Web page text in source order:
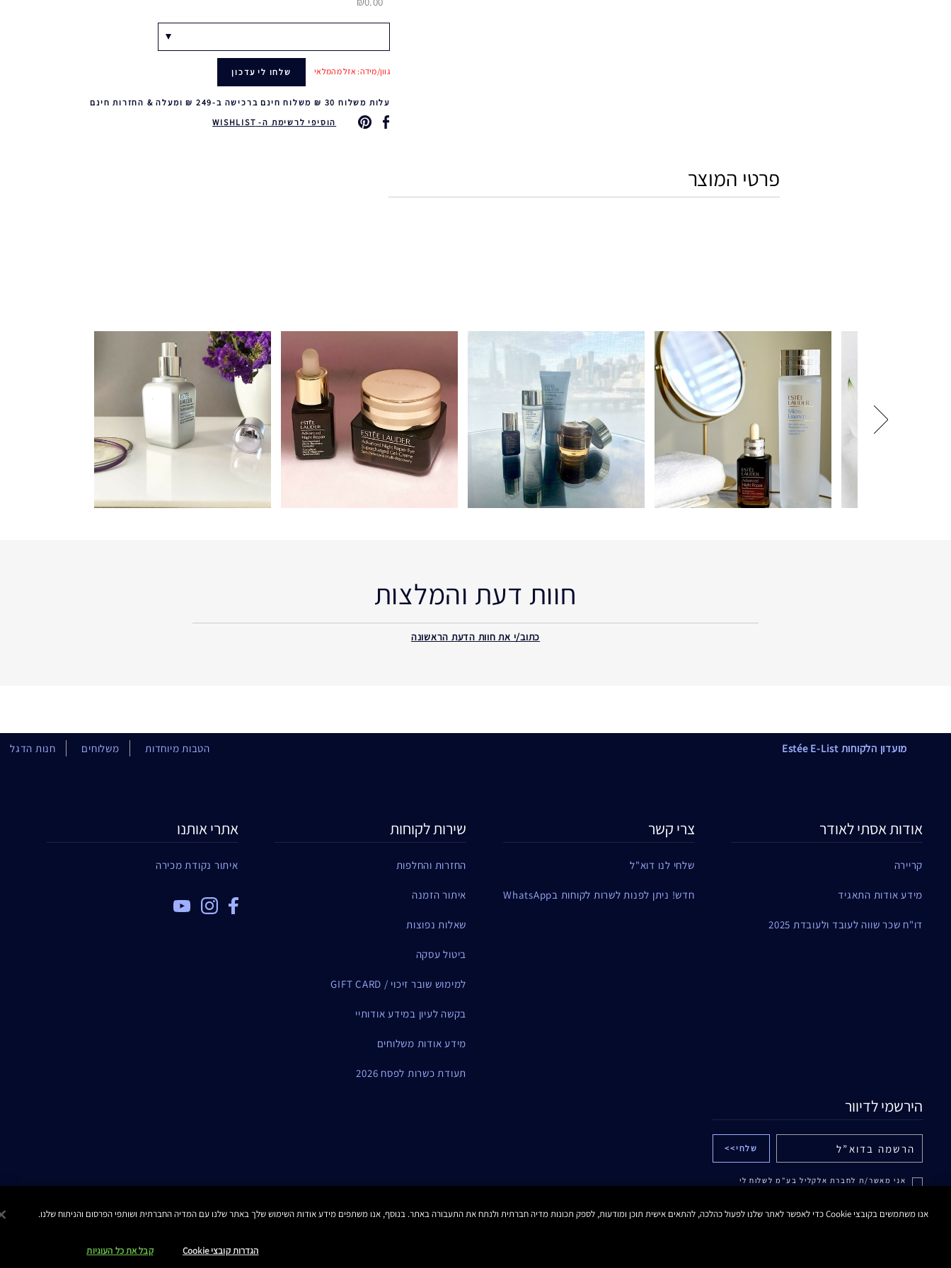
גוון/מידה: אזל מהמלאי שלחו לי עדכון
עלות משלוח 30 ₪ משלוח חינם ברכישה ב-249 ₪ ומעלה & החזרות חינם
הוסיפי לרשימת ה- WISHLIST
פרטי המוצר
חוות דעת והמלצות
כתוב/י את חוות הדעת הראשונה
מועדון הלקוחות Estée E-List הטבות מיוחדות משלוחים חנות הדגל
אודות אסתי לאודר
קריירה
מידע אודות התאגיד
דו"ח שכר שווה לעובד ולעובדת 2025
צרי קשר
שלחי לנו דוא"ל
חדש! ניתן לפנות לשרות לקוחות בWhatsApp
שירות לקוחות
החזרות והחלפות
איתור הזמנה
שאלות נפוצות
ביטול עסקה
למימוש שובר זיכוי / GIFT CARD
בקשה לעיון במידע אודותיי
מידע אודות משלוחים
תעודת כשרות לפסח 2026
אתרי אותנו
איתור נקודת מכירה
הירשמי לדיוור
אני מאשר/ת לחברת אלקליל בע"מ לשלוח לי
לאודר. לפרטים נוספים ראה/ימדיניות הפרטיות.
ידוע לי כי אוכל לבטל את הסכמתי בכל עת.
Manage Site Cookies © כל הזכויות שמורות Estee Lauder 2016
אנו משתמשים בקובצי Cookie כדי לאפשר לאתר שלנו לפעול כהלכה, להתאים אישית תוכן ומודעות, לספק תכונות מדיה חברתית ולנתח את התעבורה באתר. בנוסף, אנו משתפים מידע אודות השימוש שלך באתר שלנו עם המדיה החברתית ושותפי הפרסום והניתוח שלנו.
הגדרות קובצי Cookie קבל את כל העוגיות